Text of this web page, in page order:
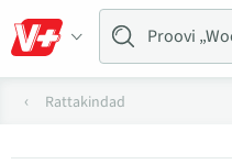
Rattakindad